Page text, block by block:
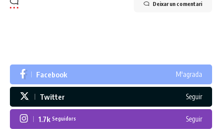
Deixar un comentari
Facebook M'agrada
Twitter Seguir
1.7k Seguidors Seguir